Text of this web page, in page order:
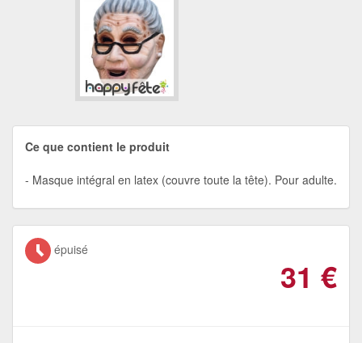
Ce que contient le produit
Masque intégral en latex (couvre toute la tête). Pour adulte.
épuisé
31 €